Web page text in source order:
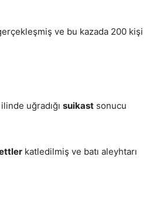
ve bu kazada 200 kişi
ilinde uğradığı suikast sonucu
katledilmiş ve batı aleyhtarı